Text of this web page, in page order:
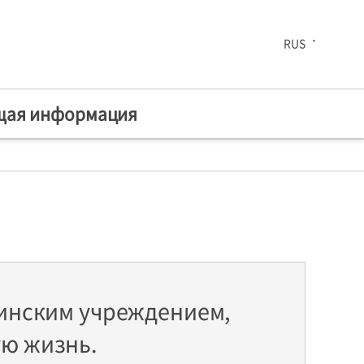
RUS
информация
Комплексный
центр
учреждением,
жизнь.